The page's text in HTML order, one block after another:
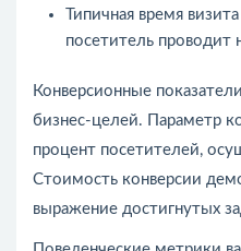
Типичная время
посетитель проводит
Конверсионные
бизнес-целей. Параметр
процент посетителей,
Стоимость конверсии
выражение достигнутых